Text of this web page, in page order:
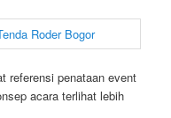
referensi penataan event
acara terlihat lebih